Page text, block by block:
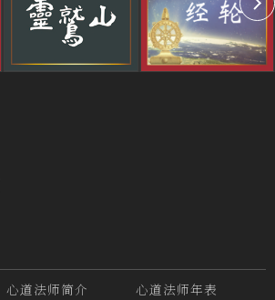
心道法师简介
心道法师年表